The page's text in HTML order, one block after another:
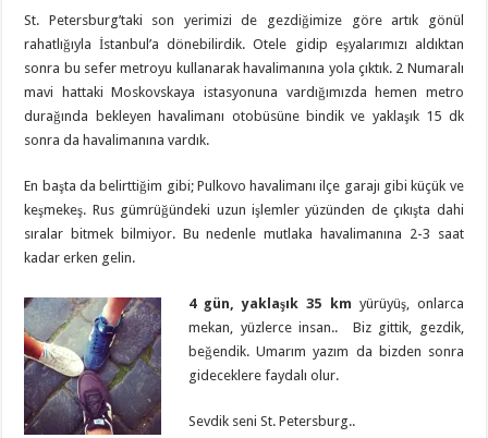
St. Petersburg’taki son yerimizi de gezdiğimize göre artık gönül
rahatlığıyla İstanbul’a dönebilirdik. Otele gidip eşyalarımızı aldıktan
sonra bu sefer metroyu kullanarak havalimanına yola çıktık. 2 Numaralı
mavi hattaki Moskovskaya istasyonuna vardığımızda hemen metro
durağında bekleyen havalimanı otobüsüne bindik ve yaklaşık 15 dk
sonra da havalimanına vardık.
En başta da belirttiğim gibi; Pulkovo havalimanı ilçe garajı gibi küçük ve
keşmekeş. Rus gümrüğündeki uzun işlemler yüzünden de çıkışta dahi
sıralar bitmek bilmiyor. Bu nedenle mutlaka havalimanına 2-3 saat
kadar erken gelin.
4 gün, yaklaşık 35 km yürüyüş, onlarca
mekan, yüzlerce insan.. Biz gittik, gezdik,
beğendik. Umarım yazım da bizden sonra
gideceklere faydalı olur.
Sevdik seni St. Petersburg..